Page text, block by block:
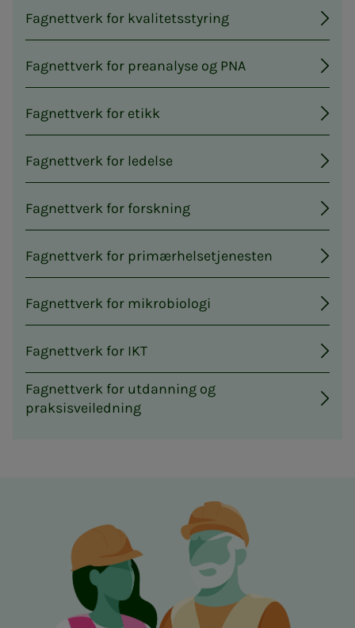
Fagnettverk for kvalitetsstyring
Fagnettverk for preanalyse og PNA
Fagnettverk for etikk
Fagnettverk for ledelse
Fagnettverk for forskning
Fagnettverk for primærhelsetjenesten
Fagnettverk for mikrobiologi
Fagnettverk for IKT
Fagnettverk for utdanning og
praksisveiledning